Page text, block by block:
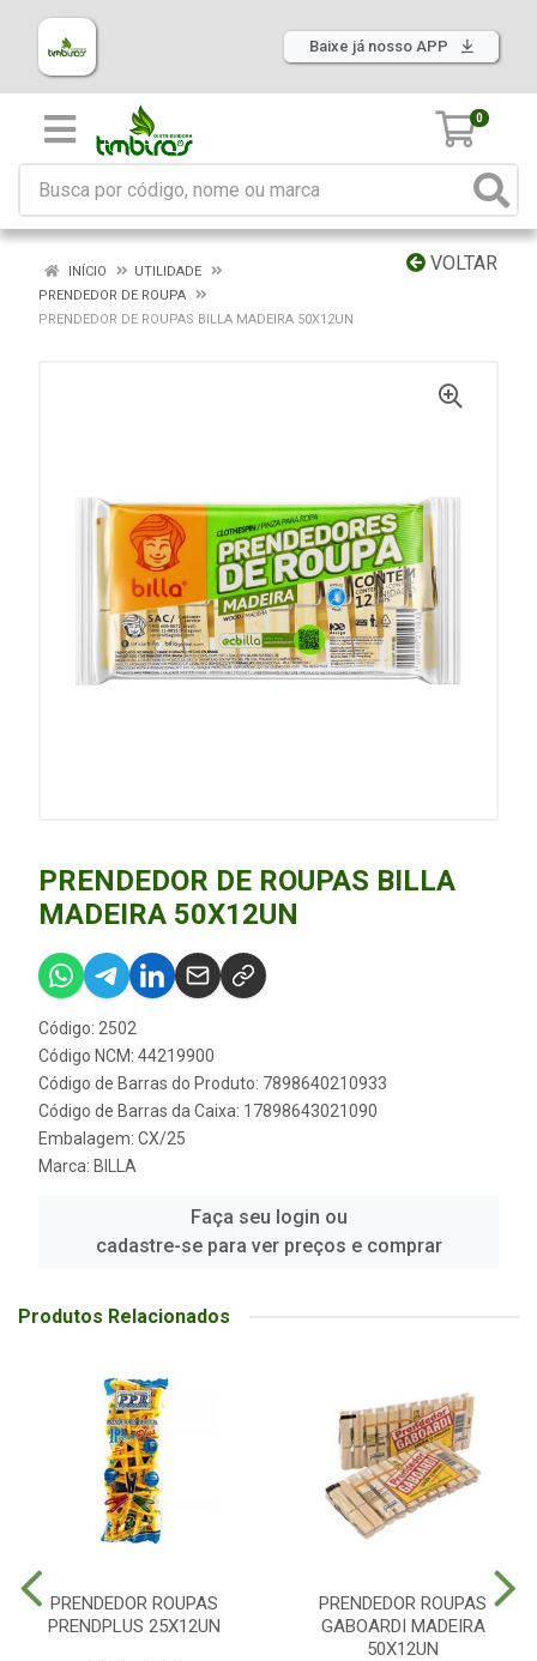
Baixe já nosso APP
0
VOLTAR
INÍCIO
UTILIDADE
PRENDEDOR DE ROUPA
PRENDEDOR DE ROUPAS BILLA MADEIRA 50X12UN
PRENDEDOR DE ROUPAS BILLA
MADEIRA 50X12UN
Código: 2502
Código NCM: 44219900
Código de Barras do Produto: 7898640210933
Código de Barras da Caixa: 17898643021090
Embalagem: CX/25
Marca: BILLA
Faça seu login ou
cadastre-se para ver preços e comprar
Produtos Relacionados
PRENDEDOR ROUPAS
PRENDPLUS 25X12UN
PRENDEDOR ROUPAS
GABOARDI MADEIRA
50X12UN